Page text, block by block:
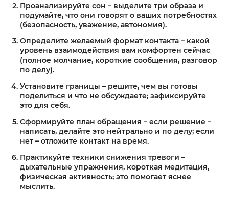
Проанализируйте сон – выделите три образа и
подумайте, что они говорят о ваших потребностях
(безопасность, уважение, автономия).
Определите желаемый формат контакта – какой
уровень взаимодействия вам комфортен сейчас
(полное молчание, короткие сообщения, разговор
по делу).
Установите границы – решите, чем вы готовы
поделиться и что не обсуждаете; зафиксируйте
это для себя.
Сформируйте план обращения – если решение –
написать, делайте это нейтрально и по делу; если
нет – отложите контакт на время.
Практикуйте техники снижения тревоги –
дыхательные упражнения, короткая медитация,
физическая активность; это помогает яснее
мыслить.